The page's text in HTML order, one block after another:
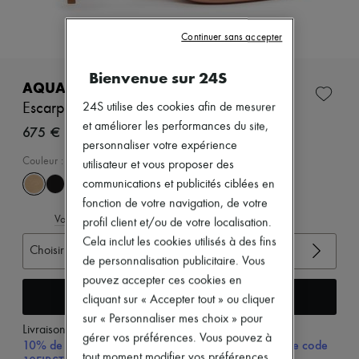
Tops & Chemises
Vestes
Jupes
Shorts
Denim
Mailles
Tailleurs
Sweatshirts
Chaussures
Sandales & Mules
Sneakers
Ballerines
AQUAZZURA
Escarpins bow tie 85
675 €
Couleur : NUDE
Voir le guide des tailles
Choisir votre taille
Ajouter au panier
Livraison à partir de mardi 11 août
10% de remise sur votre première commande, avec le code
Bienvenue sur 24S
24S utilise des cookies afin de mesurer
et améliorer les performances du site,
personnaliser votre expérience
utilisateur et vous proposer des
communications et publicités ciblées en
fonction de votre navigation, de votre
profil client et/ou de votre localisation.
Cela inclut les cookies utilisés à des fins
de personnalisation publicitaire. Vous
pouvez accepter ces cookies en
cliquant sur « Accepter tout » ou cliquer
sur « Personnaliser mes choix » pour
gérer vos préférences. Vous pouvez à
Continuer sans accepter